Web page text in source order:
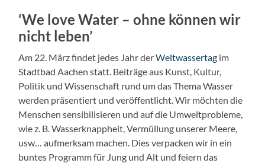
‘We love Water – ohne können wir
nicht leben’
Am 22. März findet jedes Jahr derWeltwassertag im
Stadtbad Aachen statt. Beiträge aus Kunst, Kultur,
Politik und Wissenschaft rund um das Thema Wasser
werden präsentiert und veröffentlicht. Wir möchten die
Menschen sensibilisieren und auf die Umweltprobleme,
wie z. B. Wasserknappheit, Vermüllung unserer Meere,
usw… aufmerksam machen. Dies verpacken wir in ein
buntes Programm für Jung und Alt und feiern das